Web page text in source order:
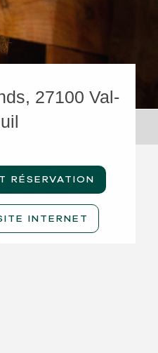
27100 Val-
RÉSERVATION
INTERNET